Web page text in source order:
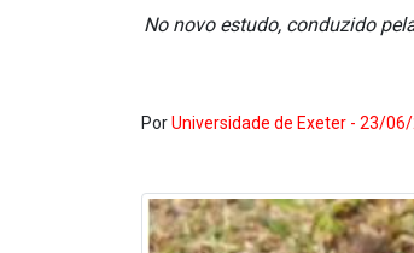
No novo estudo, conduzido
PorUniversidade de Exeter - 23/06/